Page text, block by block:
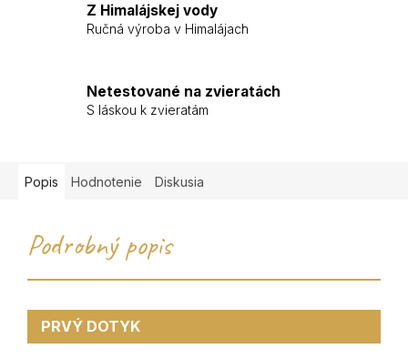
Z Himalájskej vody
Ručná výroba v Himalájach
Netestované na zvieratách
S láskou k zvieratám
Popis Hodnotenie Diskusia
Podrobný popis
PRVÝ DOTYK